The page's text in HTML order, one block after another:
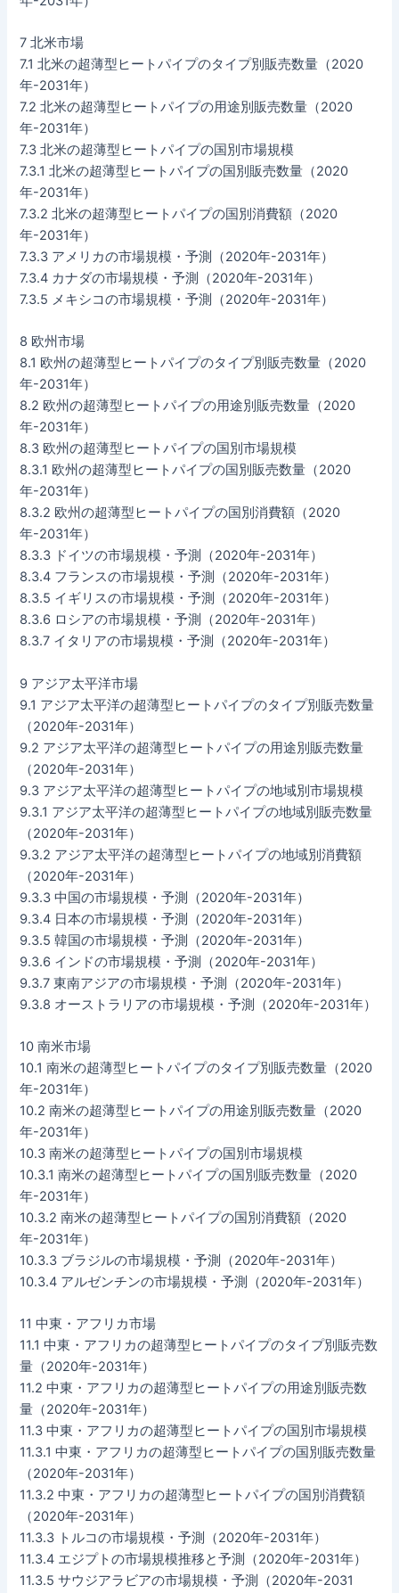
7 北米市場
7.1 北米の超薄型ヒートパイプのタイプ別販売数量（2020
年-2031年）
7.2 北米の超薄型ヒートパイプの用途別販売数量（2020
年-2031年）
7.3 北米の超薄型ヒートパイプの国別市場規模
7.3.1 北米の超薄型ヒートパイプの国別販売数量（2020
年-2031年）
7.3.2 北米の超薄型ヒートパイプの国別消費額（2020
年-2031年）
7.3.3 アメリカの市場規模・予測（2020年-2031年）
7.3.4 カナダの市場規模・予測（2020年-2031年）
7.3.5 メキシコの市場規模・予測（2020年-2031年）
8 欧州市場
8.1 欧州の超薄型ヒートパイプのタイプ別販売数量（2020
年-2031年）
8.2 欧州の超薄型ヒートパイプの用途別販売数量（2020
年-2031年）
8.3 欧州の超薄型ヒートパイプの国別市場規模
8.3.1 欧州の超薄型ヒートパイプの国別販売数量（2020
年-2031年）
8.3.2 欧州の超薄型ヒートパイプの国別消費額（2020
年-2031年）
8.3.3 ドイツの市場規模・予測（2020年-2031年）
8.3.4 フランスの市場規模・予測（2020年-2031年）
8.3.5 イギリスの市場規模・予測（2020年-2031年）
8.3.6 ロシアの市場規模・予測（2020年-2031年）
8.3.7 イタリアの市場規模・予測（2020年-2031年）
9 アジア太平洋市場
9.1 アジア太平洋の超薄型ヒートパイプのタイプ別販売数量
（2020年-2031年）
9.2 アジア太平洋の超薄型ヒートパイプの用途別販売数量
（2020年-2031年）
9.3 アジア太平洋の超薄型ヒートパイプの地域別市場規模
9.3.1 アジア太平洋の超薄型ヒートパイプの地域別販売数量
（2020年-2031年）
9.3.2 アジア太平洋の超薄型ヒートパイプの地域別消費額
（2020年-2031年）
9.3.3 中国の市場規模・予測（2020年-2031年）
9.3.4 日本の市場規模・予測（2020年-2031年）
9.3.5 韓国の市場規模・予測（2020年-2031年）
9.3.6 インドの市場規模・予測（2020年-2031年）
9.3.7 東南アジアの市場規模・予測（2020年-2031年）
9.3.8 オーストラリアの市場規模・予測（2020年-2031年）
10 南米市場
10.1 南米の超薄型ヒートパイプのタイプ別販売数量（2020
年-2031年）
10.2 南米の超薄型ヒートパイプの用途別販売数量（2020
年-2031年）
10.3 南米の超薄型ヒートパイプの国別市場規模
10.3.1 南米の超薄型ヒートパイプの国別販売数量（2020
年-2031年）
10.3.2 南米の超薄型ヒートパイプの国別消費額（2020
年-2031年）
10.3.3 ブラジルの市場規模・予測（2020年-2031年）
10.3.4 アルゼンチンの市場規模・予測（2020年-2031年）
11 中東・アフリカ市場
11.1 中東・アフリカの超薄型ヒートパイプのタイプ別販売数
量（2020年-2031年）
11.2 中東・アフリカの超薄型ヒートパイプの用途別販売数
量（2020年-2031年）
11.3 中東・アフリカの超薄型ヒートパイプの国別市場規模
11.3.1 中東・アフリカの超薄型ヒートパイプの国別販売数量
（2020年-2031年）
11.3.2 中東・アフリカの超薄型ヒートパイプの国別消費額
（2020年-2031年）
11.3.3 トルコの市場規模・予測（2020年-2031年）
11.3.4 エジプトの市場規模推移と予測（2020年-2031年）
11.3.5 サウジアラビアの市場規模・予測（2020年-2031